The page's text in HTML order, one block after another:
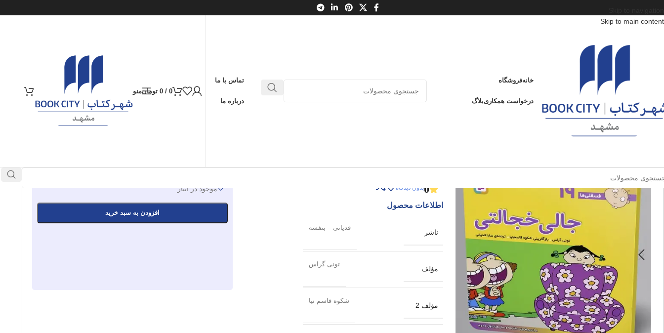
Skip to main content
خانهفروشگاه
درخواست همکاریبلاگ
تماس با ما
درباره ما
0
/
0 تومانمنو
محصولات / کتاب کودک و نوجوان
فسقلی ها 19
0بدون دیدگاه
اطلاعات محصول
ناشر
قدیانی – بنفشه
مؤلف
تونی گراس
مؤلف 2
شکوه قاسم نیا
موجود در انبار
افزودن به سبد خرید